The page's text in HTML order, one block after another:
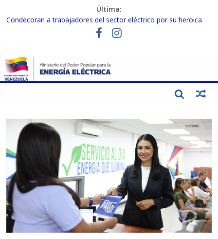
Última:
Condecoran a trabajadores del sector eléctrico por su heroica
labor tras el doble sismo del 24-J
Evalúan avances para el fortalecimiento y modernización del
Inspeccionan trabajos de rehabilitación en instalaciones del SEN
en Carabobo
Gobierno Nacional activa plan preventivo para fortalecer el SEN